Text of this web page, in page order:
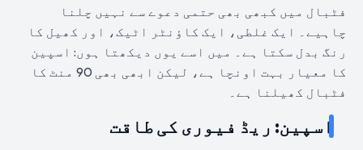
فٹبال میں کبھی بھی حتمی دعوے سے نہیں چلنا
چاہیے۔ ایک غلطی، ایک کاؤنٹر اٹیک، اور کھیل کا
رنگ بدل سکتا ہے۔ میں اسے یوں دیکھتا ہوں: اسپین
کا معیار بہت اونچا ہے، لیکن ابھی بھی 90 منٹ کا
فٹبال کھیلنا ہے۔
اسپین: ریڈ فیوری کی طاقت